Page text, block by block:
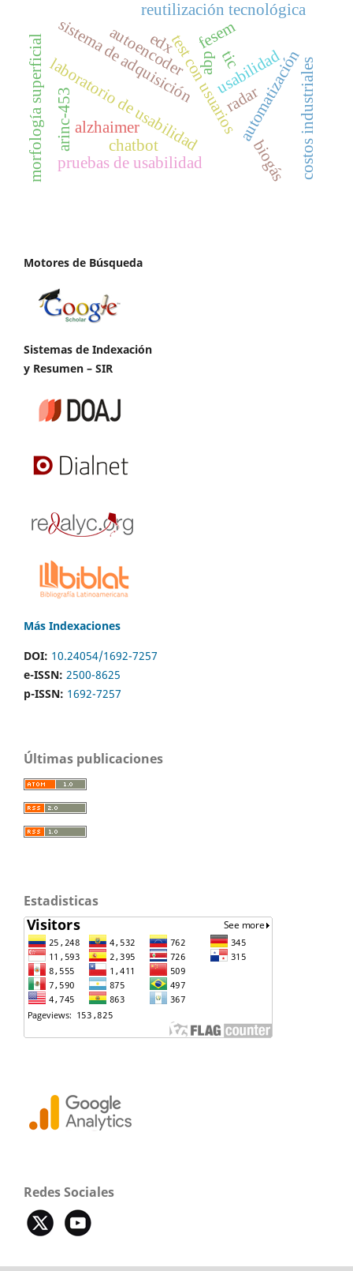
laboratorio de usabilidad
pruebas de usabilidad
test con usuariosusabilidad
sistema de adquisición automatización
biogás
autoencoder abp costos industriales
fesem
edx
morfología superficial chatbot
alzhaimer
tic
radar
arinc-453
reutilización tecnológica
Motores de Búsqueda
Sistemas de Indexación
y Resumen – SIR
Más Indexaciones
DOI: 10.24054/1692-7257
e-ISSN: 2500-8625
p-ISSN: 1692-7257
Últimas publicaciones
Estadisticas
Redes Sociales